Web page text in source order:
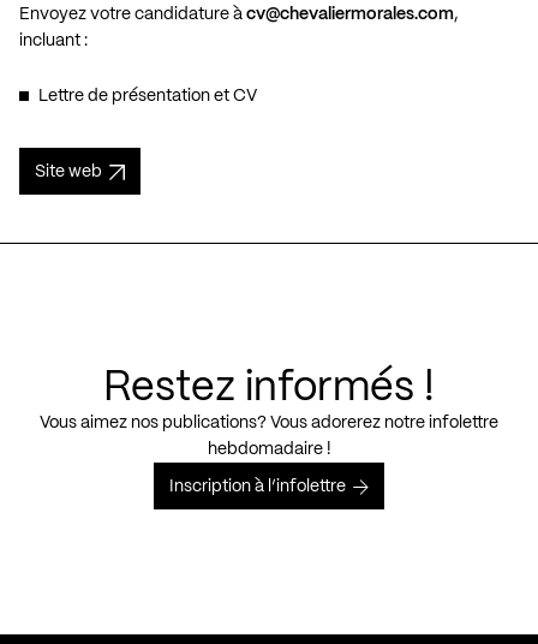
Envoyez votre candidature à cv@chevaliermorales.com,
incluant :
Lettre de présentation et CV
Site web
Restez informés !
Vous aimez nos publications? Vous adorerez notre infolettre
hebdomadaire !
Inscription à l’infolettre